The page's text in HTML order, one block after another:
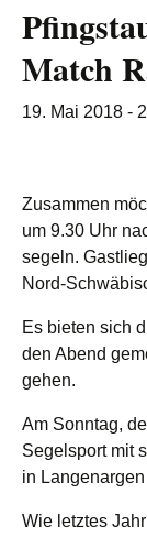
Match
19. Mai 2018 -
Zusammen
um 9.30 Uhr
segeln.
Nord-
Es bieten sich
den Abend
gehen.
Am Sonntag,
Segelsport mit
in
Wie letztes